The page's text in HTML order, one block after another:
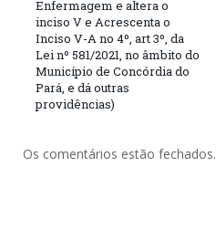
Enfermagem e altera o
inciso V e Acrescenta o
Inciso V-A no 4º, art 3º, da
Lei nº 581/2021, no âmbito do
Município de Concórdia do
Pará, e dá outras
providências)
Os comentários estão fechados.